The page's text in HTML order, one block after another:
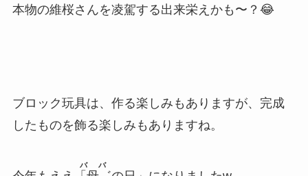
本物の維桜さんを凌駕する出来栄えかも〜？😂
ブロック玩具は、作る楽しみもありますが、完成
したものを飾る楽しみもありますね。
ババ